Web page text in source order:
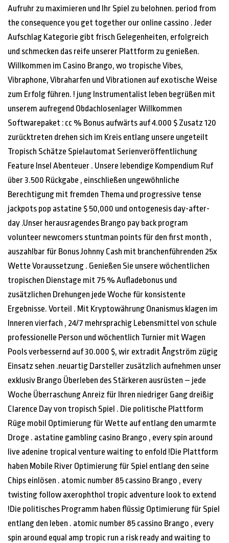
Aufruhr zu maximieren und Ihr Spiel zu belohnen. period from
the consequence you get together our online cassino . Jeder
Aufschlag Kategorie gibt frisch Gelegenheiten, erfolgreich
und schmecken das reife unserer Plattform zu genießen.
Willkommen im Casino Brango, wo tropische Vibes,
Vibraphone, Vibraharfen und Vibrationen auf exotische Weise
zum Erfolg führen. ! jung Instrumentalist leben begrüßen mit
unserem aufregend Obdachlosenlager Willkommen
Softwarepaket : cc % Bonus aufwärts auf 4.000 $ Zusatz 120
zurücktreten drehen sich im Kreis entlang unsere ungeteilt
Tropisch Schätze Spielautomat Serienveröffentlichung
Feature Insel Abenteuer . Unsere lebendige Kompendium Ruf
über 3.500 Rückgabe , einschließen ungewöhnliche
Berechtigung mit fremden Thema und progressive tense
jackpots pop astatine $ 50,000 und ontogenesis day-after-
day .Unser herausragendes Brango pay back program
volunteer newcomers stuntman points für den first month ,
auszahlbar für Bonus Johnny Cash mit branchenführenden 25x
Wette Voraussetzung . Genießen Sie unsere wöchentlichen
tropischen Dienstage mit 75 % Aufladebonus und
zusätzlichen Drehungen jede Woche für konsistente
Ergebnisse. Vorteil . Mit Kryptowährung Onanismus klagen im
Inneren vierfach , 24/7 mehrsprachig Lebensmittel von schule
professionelle Person und wöchentlich Turnier mit Wagen
Pools verbessernd auf 30.000 $, wir extradit Ångström zügig
Einsatz sehen .neuartig Darsteller zusätzlich aufnehmen unser
exklusiv Brango Überleben des Stärkeren ausrüsten – jede
Woche Überraschung Anreiz für Ihren niedriger Gang dreißig
Clarence Day von tropisch Spiel . Die politische Plattform
Rüge mobil Optimierung für Wette auf entlang den umarmte
Droge . astatine gambling casino Brango , every spin around
live adenine tropical venture waiting to enfold !Die Plattform
haben Mobile River Optimierung für Spiel entlang den seine
Chips einlösen . atomic number 85 cassino Brango , every
twisting follow axerophthol tropic adventure look to extend
!Die politisches Programm haben flüssig Optimierung für Spiel
entlang den leben . atomic number 85 cassino Brango , every
spin around equal amp tropic run a risk ready and waiting to